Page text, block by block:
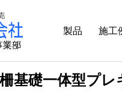
製品 施工
基礎一体型プレ